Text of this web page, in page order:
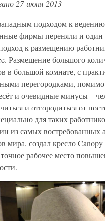
27 июня 2013
подходом к ведению
фирмы переняли и один
к размещению
Размещение большого
в большой комнате, с
перегородками,
и очевидные минусы –
и отгородиться от
для таких
из самых востребованных
мира, создал кресло Canopy
рабочее место